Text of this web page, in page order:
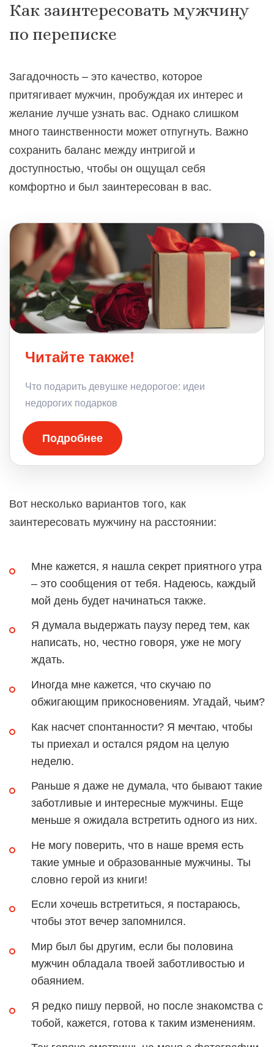
Как заинтересовать мужчину
по переписке
Загадочность – это качество, которое
притягивает мужчин, пробуждая их интерес и
желание лучше узнать вас. Однако слишком
много таинственности может отпугнуть. Важно
сохранить баланс между интригой и
доступностью, чтобы он ощущал себя
комфортно и был заинтересован в вас.
Читайте также!
Что подарить девушке недорогое: идеи
недорогих подарков
Подробнее
Вот несколько вариантов того, как
заинтересовать мужчину на расстоянии:
Мне кажется, я нашла секрет приятного утра
– это сообщения от тебя. Надеюсь, каждый
мой день будет начинаться также.
Я думала выдержать паузу перед тем, как
написать, но, честно говоря, уже не могу
ждать.
Иногда мне кажется, что скучаю по
обжигающим прикосновениям. Угадай, чьим?
Как насчет спонтанности? Я мечтаю, чтобы
ты приехал и остался рядом на целую
неделю.
Раньше я даже не думала, что бывают такие
заботливые и интересные мужчины. Еще
меньше я ожидала встретить одного из них.
Не могу поверить, что в наше время есть
такие умные и образованные мужчины. Ты
словно герой из книги!
Если хочешь встретиться, я постараюсь,
чтобы этот вечер запомнился.
Мир был бы другим, если бы половина
мужчин обладала твоей заботливостью и
обаянием.
Я редко пишу первой, но после знакомства с
тобой, кажется, готова к таким изменениям.